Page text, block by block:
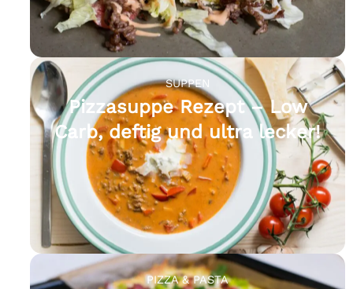
SUPPEN
Pizzasuppe Rezept – Low
Carb, deftig und ultra lecker!
PIZZA & PASTA